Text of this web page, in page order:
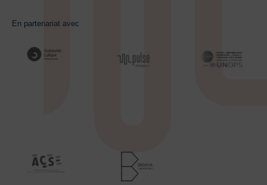
En partenariat avec